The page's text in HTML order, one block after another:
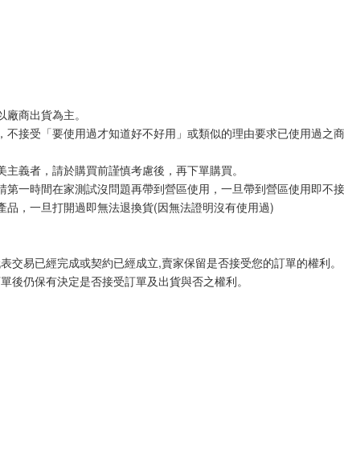
商出貨為主。
接受「要使用過才知道好不好用」或類似的理由要求已使用過之商
義者，請於購買前謹慎考慮後，再下單購買。
一時間在家測試沒問題再帶到營區使用，一旦帶到營區使用即不接
，一旦打開過即無法退換貨(因無法證明沒有使用過)
易已經完成或契約已經成立,賣家保留是否接受您的訂單的權利。
後仍保有決定是否接受訂單及出貨與否之權利。